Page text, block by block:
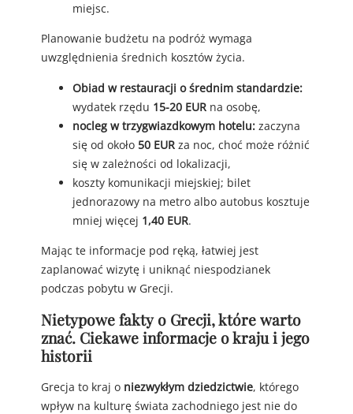
miejsc.
Planowanie budżetu na podróż wymaga
uwzględnienia średnich kosztów życia.
Obiad w restauracji o średnim standardzie:
wydatek rzędu 15-20 EUR na osobę,
nocleg w trzygwiazdkowym hotelu: zaczyna
się od około 50 EUR za noc, choć może różnić
się w zależności od lokalizacji,
koszty komunikacji miejskiej; bilet
jednorazowy na metro albo autobus kosztuje
mniej więcej 1,40 EUR.
Mając te informacje pod ręką, łatwiej jest
zaplanować wizytę i uniknąć niespodzianek
podczas pobytu w Grecji.
Nietypowe fakty o Grecji, które warto
znać. Ciekawe informacje o kraju i jego
historii
Grecja to kraj o niezwykłym dziedzictwie, którego
wpływ na kulturę świata zachodniego jest nie do